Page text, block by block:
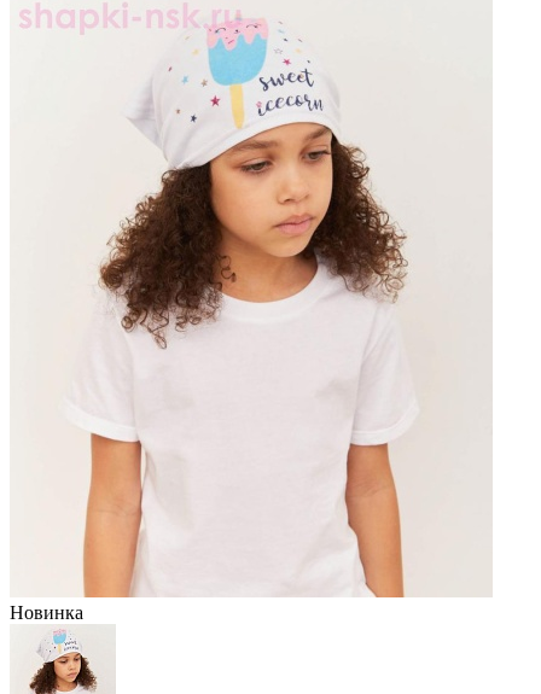
Новинка